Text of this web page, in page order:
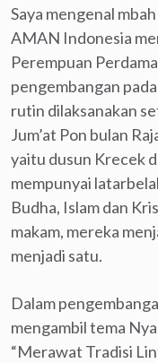
Saya mengenal
AMAN Indonesia
Perempuan
pengembangan
rutin dilaksanakan
Jum’at Pon bulan
yaitu dusun Krecek
mempunyai
Budha, Islam dan
makam, mereka
menjadi satu.
Dalam
mengambil tema
“Merawat Tradisi